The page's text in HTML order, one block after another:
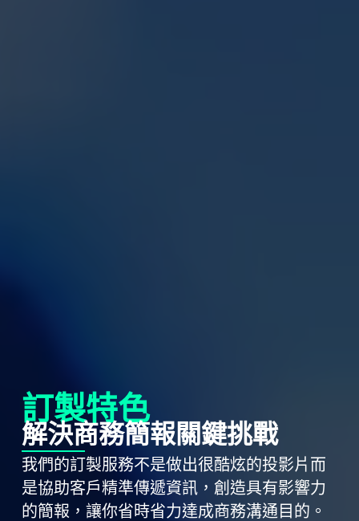
訂製特色
解決商務簡報關鍵挑戰
我們的訂製服務不是做出很酷炫的投影片而
是協助客戶精準傳遞資訊，創造具有影響力
的簡報，讓你省時省力達成商務溝通目的。